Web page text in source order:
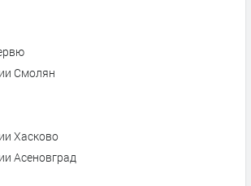
Смолян
Хасково
Асеновград